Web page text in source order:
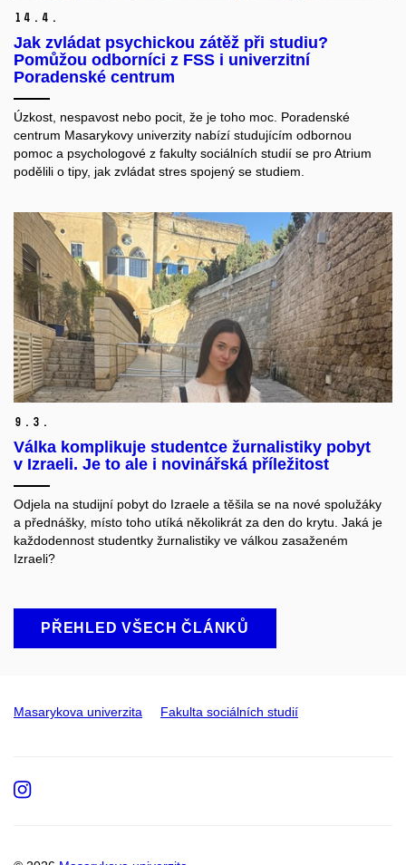
14. 4.
Jak zvládat psychickou zátěž při studiu?
Pomůžou odborníci z FSS i univerzitní
Poradenské centrum
Úzkost, nespavost nebo pocit, že je toho moc. Poradenské
centrum Masarykovy univerzity nabízí studujícím odbornou
pomoc a psychologové z fakulty sociálních studií se pro Atrium
podělili o tipy, jak zvládat stres spojený se studiem.
9. 3.
Válka komplikuje studentce žurnalistiky pobyt
v Izraeli. Je to ale i novinářská příležitost
Odjela na studijní pobyt do Izraele a těšila se na nové spolužáky
a přednášky, místo toho utíká několikrát za den do krytu. Jaká je
každodennost studentky žurnalistiky ve válkou zasaženém
Izraeli?
PŘEHLED VŠECH ČLÁNKŮ
Masarykova univerzita Fakulta sociálních studií
Instagram